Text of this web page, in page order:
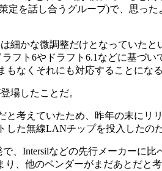
定を話し合うグループ)で、思っ
かな微調整だけとなっていたと
フト6やドラフト6.1などに基づ
なくそれにも対応することになる
場したことだ。
考えていたため、昨年の末にリ
した無線LANチップを投入したのだ
、Intersilなどの先行メーカーに比
、他のベンダーがまだあとだと